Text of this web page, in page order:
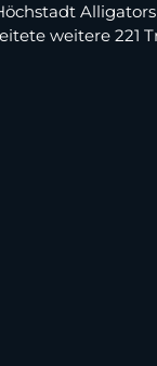
weitere 221